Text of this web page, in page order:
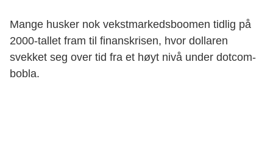
Mange husker nok vekstmarkedsboomen tidlig på
2000-tallet fram til finanskrisen, hvor dollaren
svekket seg over tid fra et høyt nivå under dotcom-
bobla.